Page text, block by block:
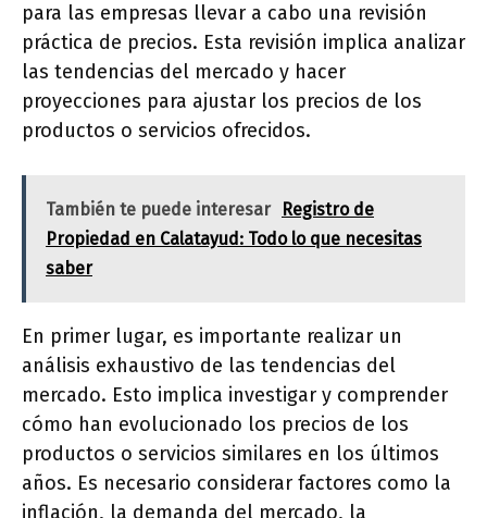
para las empresas llevar a cabo una revisión
práctica de precios. Esta revisión implica analizar
las tendencias del mercado y hacer
proyecciones para ajustar los precios de los
productos o servicios ofrecidos.
También te puede interesar
Registro de
Propiedad en Calatayud: Todo lo que necesitas
saber
En primer lugar, es importante realizar un
análisis exhaustivo de las tendencias del
mercado. Esto implica investigar y comprender
cómo han evolucionado los precios de los
productos o servicios similares en los últimos
años. Es necesario considerar factores como la
inflación, la demanda del mercado, la